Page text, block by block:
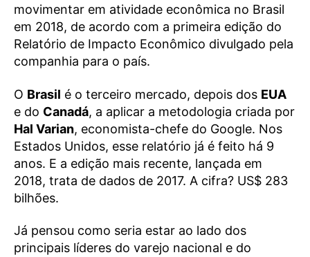
movimentar em atividade econômica no Brasil
em 2018, de acordo com a primeira edição do
Relatório de Impacto Econômico divulgado pela
companhia para o país.
O Brasil é o terceiro mercado, depois dos EUA
e do Canadá, a aplicar a metodologia criada por
Hal Varian, economista-chefe do Google. Nos
Estados Unidos, esse relatório já é feito há 9
anos. E a edição mais recente, lançada em
2018, trata de dados de 2017. A cifra? US$ 283
bilhões.
Já pensou como seria estar ao lado dos
principais líderes do varejo nacional e do